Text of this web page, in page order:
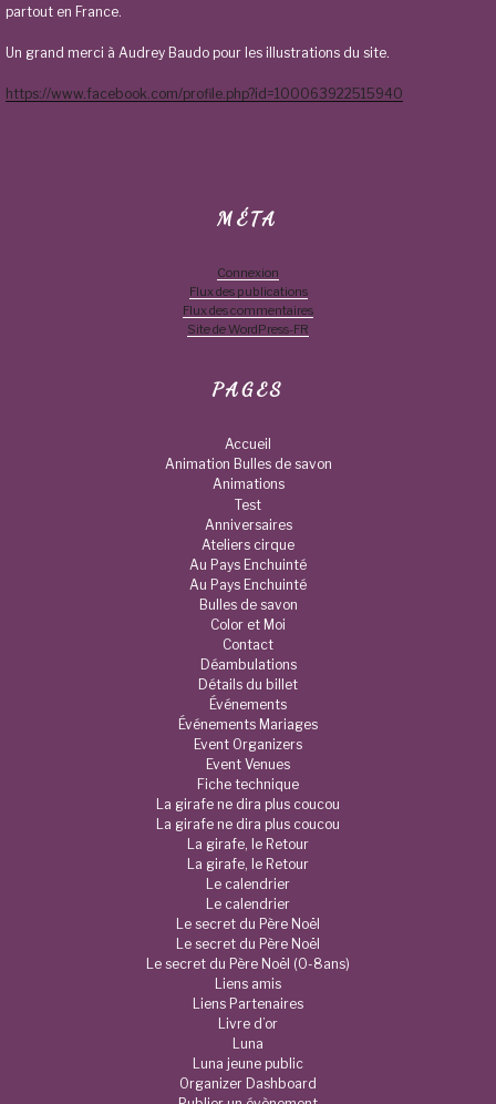
partout en France.
Un grand merci à Audrey Baudo pour les illustrations du site.
https://www.facebook.com/profile.php?id=100063922515940
MÉTA
Connexion
Flux des publications
Flux des commentaires
Site de WordPress-FR
PAGES
Accueil
Animation Bulles de savon
Animations
Test
Anniversaires
Ateliers cirque
Au Pays Enchuinté
Au Pays Enchuinté
Bulles de savon
Color et Moi
Contact
Déambulations
Détails du billet
Événements
Événements Mariages
Event Organizers
Event Venues
Fiche technique
La girafe ne dira plus coucou
La girafe ne dira plus coucou
La girafe, le Retour
La girafe, le Retour
Le calendrier
Le calendrier
Le secret du Père Noël
Le secret du Père Noël
Le secret du Père Noël (0-8ans)
Liens amis
Liens Partenaires
Livre d’or
Luna
Luna jeune public
Organizer Dashboard